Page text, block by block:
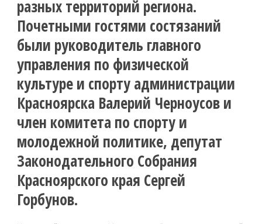
разных территорий региона.
Почетными гостями состязаний
были руководитель главного
управления по физической
культуре и спорту администрации
Красноярска Валерий Черноусов и
член комитета по спорту и
молодежной политике, депутат
Законодательного Собрания
Красноярского края Сергей
Горбунов.